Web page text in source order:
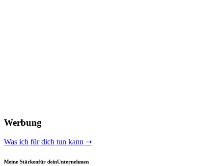
Werbung
Was ich für dich tun kann ➝
Meine Stärkenfür deinUnternehmen